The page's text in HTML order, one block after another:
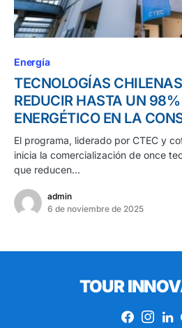
Energía
TECNOLOGÍAS
REDUCIR HASTA UN
ENERGÉTICO EN LA
El programa, liderado por CTEC y
inicia la comercialización de once
que reducen…
admin
6 de noviembre de 2025
TOUR